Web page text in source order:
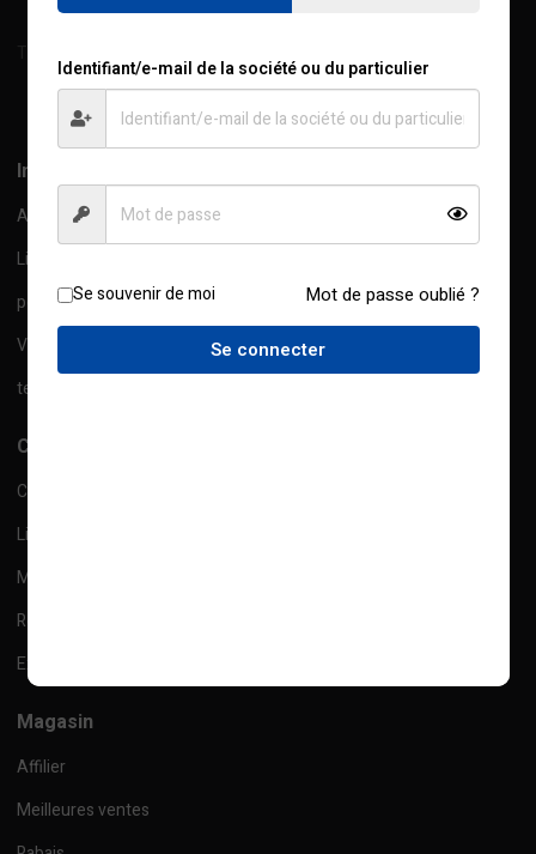
Information
A propos de nous
Livraison Information
politique de confidentialité
Ventes
termes et conditions
Compte
Checkout
Liste de souhaits
Mes commandes
Retour
Expédition
Magasin
Affilier
Meilleures ventes
Identifiant/e-mail de la société ou du particulier
Se souvenir de moi Mot de passe oublié ?
Se connecter